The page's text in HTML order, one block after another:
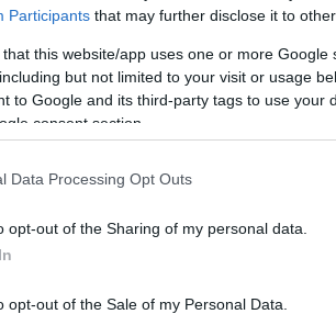
Participants that may further disclose it to
that this website/app uses one or more
but not limited to your visit or usage
to Google and its third-party tags to use your
consent section.
Data Processing Opt Outs
opt-out of the Sharing of my personal data.
opt-out of the Sale of my Personal Data.
ΕΡΓΑ - ΕΓΚΑΤΑΣΤΑΣΕΙΣ
Έξι κοινοπραξίες
εκπαίδευση
26.09.2023